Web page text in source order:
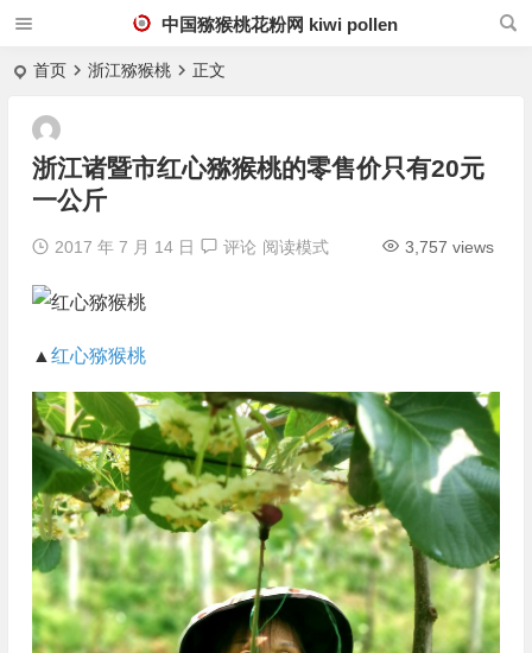
中国猕猴桃花粉网 kiwi pollen
首页 浙江猕猴桃 正文
浙江诸暨市红心猕猴桃的零售价只有20元
一公斤
2017 年 7 月 14 日 评论 3,757 views
阅读模式
▲ 红心猕猴桃